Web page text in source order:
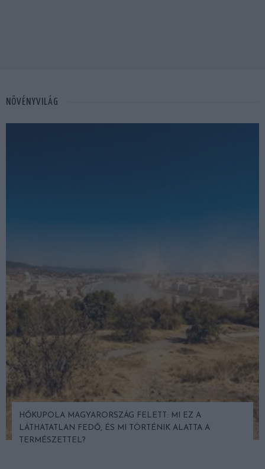
NÖVÉNYVILÁG
FELETT: MI EZ A
TÖRTÉNIK ALATTA A
A TERMÉSZET NEM SZERETI
VÁLTOZATOS NÖVÉNYZET